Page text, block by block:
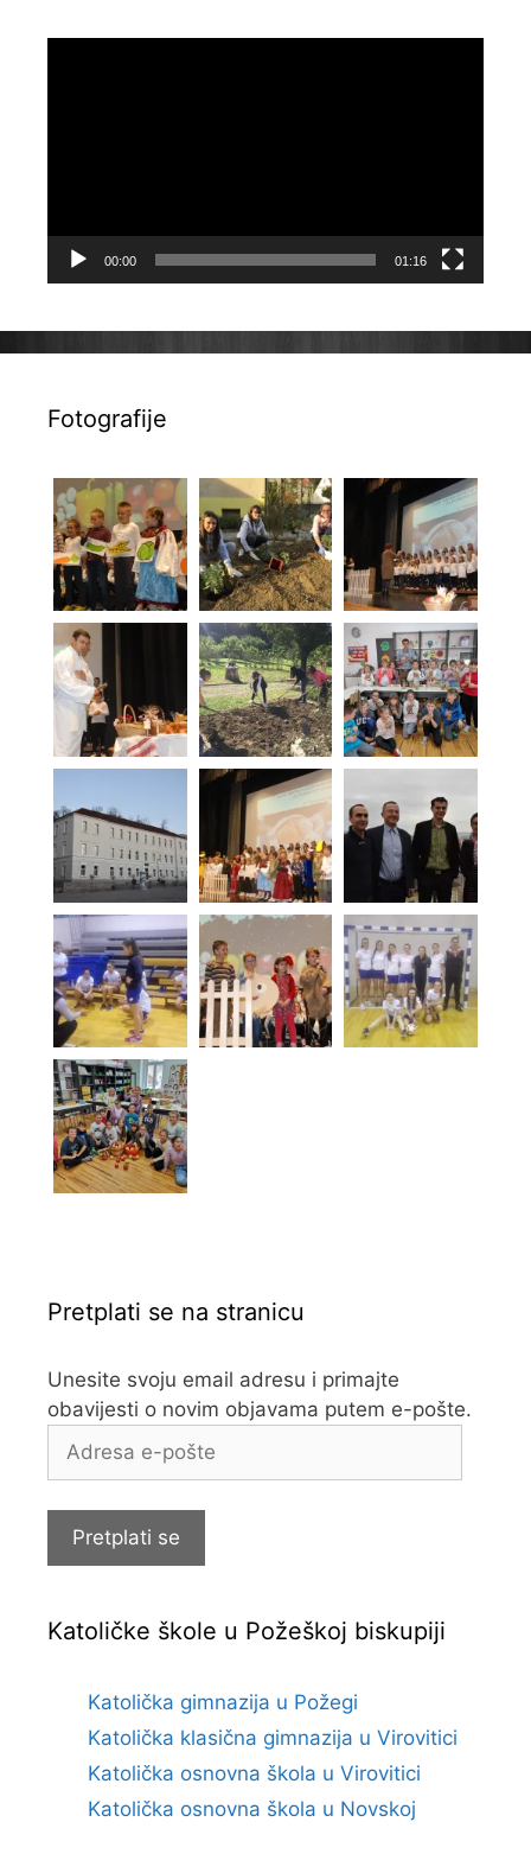
00:00 01:16
Fotografije
Pretplati se na stranicu
Unesite svoju email adresu i primajte
obavijesti o novim objavama putem e-pošte.
e-
Pretplati se
Katoličke škole u Požeškoj biskupiji
Katolička gimnazija u Požegi
Katolička klasična gimnazija u Virovitici
Katolička osnovna škola u Virovitici
Katolička osnovna škola u Novskoj